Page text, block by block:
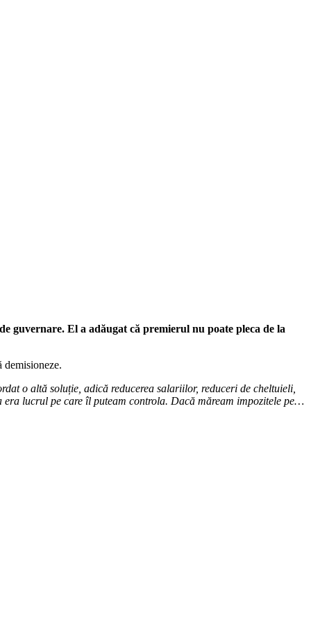
guvernare. El a adăugat că premierul nu poate pleca de la
demisioneze.
o altă soluție, adică reducerea salariilor, reduceri de cheltuieli,
lucrul pe care îl puteam controla. Dacă măream impozitele pe…